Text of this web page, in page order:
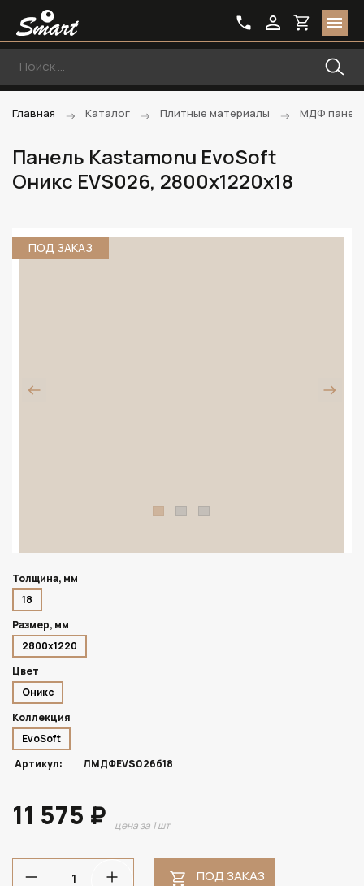
Главная Каталог Плитные материалы МДФ
Панель Kastamonu EvoSoft
Оникс EVS026, 2800х1220х18
ПОД ЗАКАЗ
Толщина, мм
18
Размер, мм
2800х1220
Цвет
Оникс
Коллекция
EvoSoft
Артикул:
ЛМДФEVS026б18
11 575 ₽ цена за 1 шт
ПОД ЗАКАЗ